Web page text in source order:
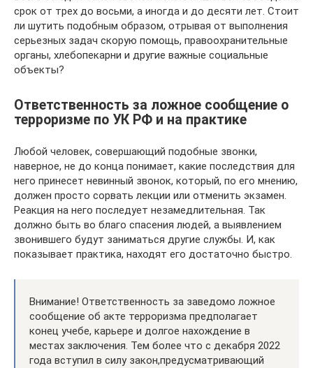
срок от трех до восьми, а иногда и до десяти лет. Стоит
ли шутить подобным образом, отрывая от выполнения
серьезных задач скорую помощь, правоохранительные
органы, хлебопекарни и другие важные социальные
объекты?
Ответственность за ложное сообщение о
терроризме по УК РФ и на практике
Любой человек, совершающий подобные звонки,
наверное, не до конца понимает, какие последствия для
него принесет невинный звонок, который, по его мнению,
должен просто сорвать лекции или отменить экзамен.
Реакция на него последует незамедлительная. Так
должно быть во благо спасения людей, а выявлением
звонившего будут заниматься другие службы. И, как
показывает практика, находят его достаточно быстро.
Внимание! Ответственность за заведомо ложное
сообщение об акте терроризма предполагает
конец учебе, карьере и долгое нахождение в
местах заключения. Тем более что с декабря 2022
года вступил в силу закон,предусматривающий